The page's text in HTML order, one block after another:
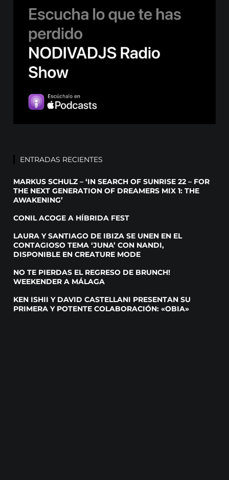
ENTRADAS RECIENTES
MARKUS SCHULZ – ‘IN SEARCH OF SUNRISE 22 – FOR
THE NEXT GENERATION OF DREAMERS MIX 1: THE
AWAKENING’
CONIL ACOGE A HÍBRIDA FEST
LAURA Y SANTIAGO DE IBIZA SE UNEN EN EL
CONTAGIOSO TEMA ‘JUNA’ CON NANDI,
DISPONIBLE EN CREATURE MODE
NO TE PIERDAS EL REGRESO DE BRUNCH!
WEEKENDER A MÁLAGA
KEN ISHII Y DAVID CASTELLANI PRESENTAN SU
PRIMERA Y POTENTE COLABORACIÓN: «OBIA»